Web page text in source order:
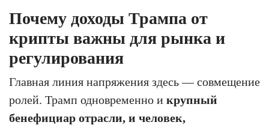
Почему доходы Трампа от
крипты важны для рынка и
регулирования
Главная линия напряжения здесь — совмещение
ролей. Трамп одновременно и крупный
бенефициар отрасли, и человек,